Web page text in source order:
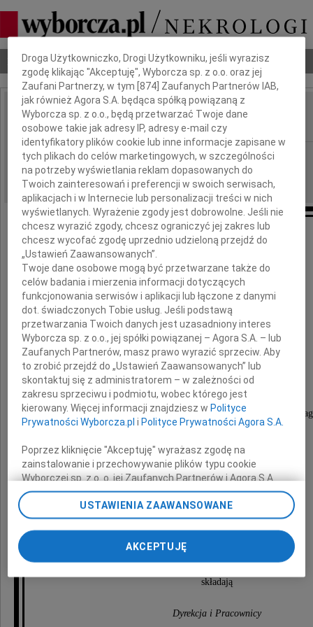
Nekrologi Odeszli Poradnik pogrzebowy
IMIĘ I NAZWISKO: Józef Muszyński
REGION: Płock
DATA EMISJI: 27.05.2022
Z głębokim smutkiem i żalem
przyjęliśmy wiadomość o śmierci
Józefa
Muszyńskiego
naszego Kolegi,
emerytowanego Kierownika Technicznego
płockiego Teatru.
Wspominać Go będziemy jako człowieka
reprezentującego pokolenie, które szczególną
przykładało do etosu pracy w Teatrze.
Wyrazy głębokiego współczucia
Rodzinie i Bliskim
składają
Dyrekcja i Pracownicy
Dbamy o Twoją prywatność
Droga Użytkowniczko, Drogi Użytkowniku, jeśli wyrazisz
zgodę klikając "Akceptuję", Wyborcza sp. z o.o. oraz jej
Zaufani Partnerzy, w tym [874 ] Zaufanych Partnerów IAB,
jak również Agora S.A. będąca spółką powiązaną z
Wyborcza sp. z o.o., będą przetwarzać Twoje dane
osobowe takie jak adresy IP, adresy e-mail czy
identyfikatory plików cookie lub inne informacje zapisane w
tych plikach do celów marketingowych, w szczególności
na potrzeby wyświetlania reklam dopasowanych do
Twoich zainteresowań i preferencji w swoich serwisach,
aplikacjach i w Internecie lub personalizacji treści w nich
wyświetlanych. Wyrażenie zgody jest dobrowolne. Jeśli nie
chcesz wyrazić zgody, chcesz ograniczyć jej zakres lub
chcesz wycofać zgodę uprzednio udzieloną przejdź do
„Ustawień Zaawansowanych”.
Twoje dane osobowe mogą być przetwarzane także do
celów badania i mierzenia informacji dotyczących
funkcjonowania serwisów i aplikacji lub łączone z danymi
dot. świadczonych Tobie usług. Jeśli podstawą
przetwarzania Twoich danych jest uzasadniony interes
Wyborcza sp. z o.o., jej spółki powiązanej – Agora S.A. – lub
Zaufanych Partnerów, masz prawo wyrazić sprzeciw. Aby
to zrobić przejdź do „Ustawień Zaawansowanych” lub
skontaktuj się z administratorem – w zależności od
zakresu sprzeciwu i podmiotu, wobec którego jest
kierowany. Więcej informacji znajdziesz w Polityce
Prywatności Wyborcza.pl i Polityce Prywatności Agora S.A.
Poprzez kliknięcie "Akceptuję" wyrażasz zgodę na
zainstalowanie i przechowywanie plików typu cookie
Wyborczej sp. z o. o. jej Zaufanych Partnerów i Agora S.A.
na Twoim urządzeniu końcowym. Możesz też w każdej
chwili zmienić swoje preferencje dot. plików cookie,
ponownie wywołując narzędzie do zarządzania Twoimi
preferencjami dot. przetwarzania danych poprzez
odnośnik „Ustawienia prywatności” w stopce serwisu i
przechodząc do sekcji „Ustawienia zaawansowane”.
Zmiana ustawień plików cookie możliwa jest także za
My, nasi Zaufani Partnerzy i Agora S.A. możemy
USTAWIENIA ZAAWANSOWANE
AKCEPTUJĘ